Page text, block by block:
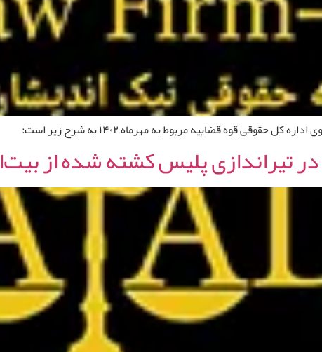
قوه قضاییه مربوط به مهرماه ۱۴۰۲ به شرح زیر است:
تیراندازی پلیس کشته شده از